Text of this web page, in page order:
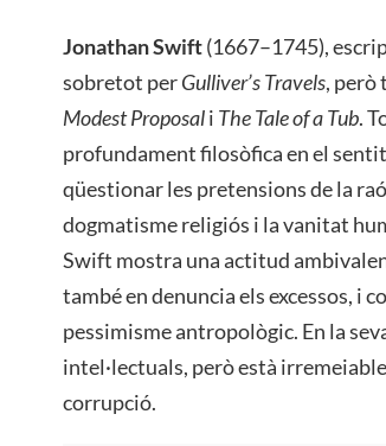
Jonathan Swift(1667–1745),
sobretot perGulliver’s Travels, però
Modest Proposali The Tale of a Tub.
profundament filosòfica en el
qüestionar les pretensions de la
dogmatisme religiós i la vanitat
Swift mostra una actitud
també en denuncia els excessos, i
pessimisme antropològic. En la
intel·lectuals, però està
corrupció.